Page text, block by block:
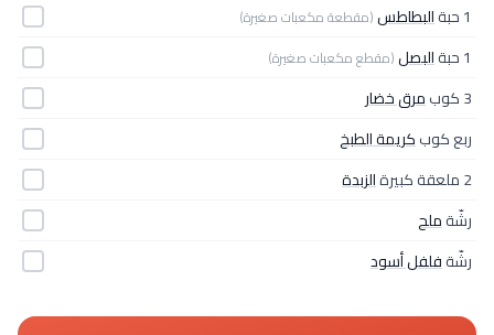
1 حبة البطاطس(مقطعة مكعبات صغيرة)
1 حبة البصل(مقطع مكعبات صغيرة)
3 كوب
مرق خضار
ربع كوبكريمة الطبخ
2 ملعقة كبيرة
الزبدة
رشّةملح
رشّةفلفل أسود